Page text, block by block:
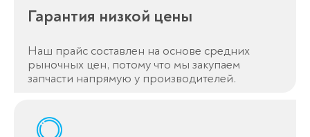
Гарантия низкой цены
Наш прайс составлен на основе средних
рыночных цен, потому что мы закупаем
запчасти напрямую у производителей.